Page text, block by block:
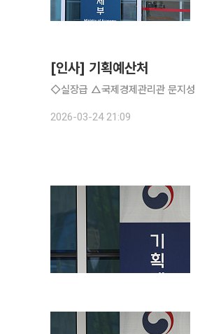
[인사] 기획예산처
◇실장급 △국제경제관리관 문지성
2026-03-24 21:09